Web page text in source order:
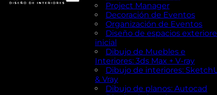
Project Manager
Decoración de Eventos
Organización de Eventos
Diseño de espacios
inicial
Dibujo de Muebles e
Interiores: 3ds Max + V-ray
Dibujo de interiores:
& Vray
Dibujo de planos: Autocad